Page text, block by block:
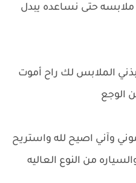
ملابسه حتى نساعده يبدل
الملابس لك راح أموت
الوجع
وآني اصيح لله واستريح
من النوع العاليه